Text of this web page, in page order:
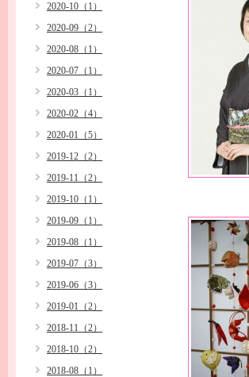
2020-10（1）
2020-09（2）
2020-08（1）
2020-07（1）
2020-03（1）
2020-02（4）
2020-01（5）
2019-12（2）
2019-11（2）
2019-10（1）
2019-09（1）
2019-08（1）
2019-07（3）
2019-06（3）
2019-01（2）
2018-11（2）
2018-10（2）
2018-08（1）